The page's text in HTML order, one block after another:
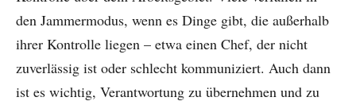
den Jammermodus, wenn es Dinge gibt, die außerhalb
ihrer Kontrolle liegen – etwa einen Chef, der nicht
zuverlässig ist oder schlecht kommuniziert. Auch dann
ist es wichtig, Verantwortung zu übernehmen und zu